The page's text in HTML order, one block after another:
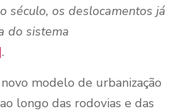
século, os deslocamentos já
do sistema
.
modelo de urbanização
longo das rodovias e das